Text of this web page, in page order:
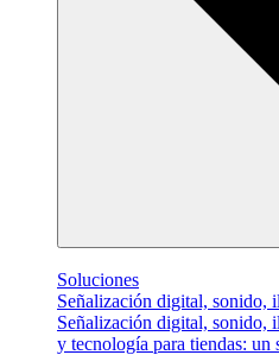
Soluciones
Señalización digital, sonido,
Señalización digital, sonido,
y tecnología para tiendas: